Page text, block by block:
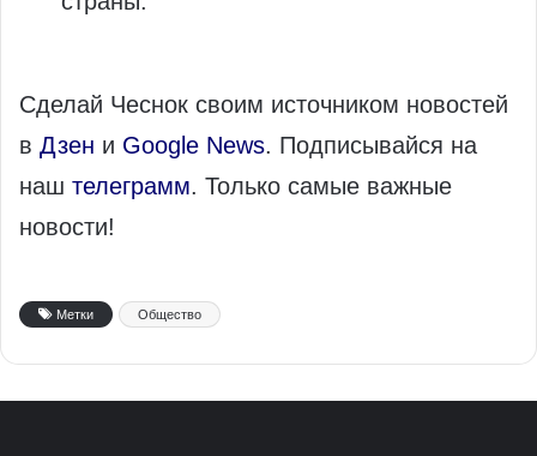
Сделай Чеснок своим источником новостей
в Дзен и Google News. Подписывайся на
наш телеграмм. Только самые важные
новости!
Метки Общество